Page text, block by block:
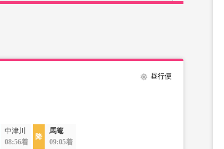
昼行便
中津川
08:56着
馬篭
09:05着